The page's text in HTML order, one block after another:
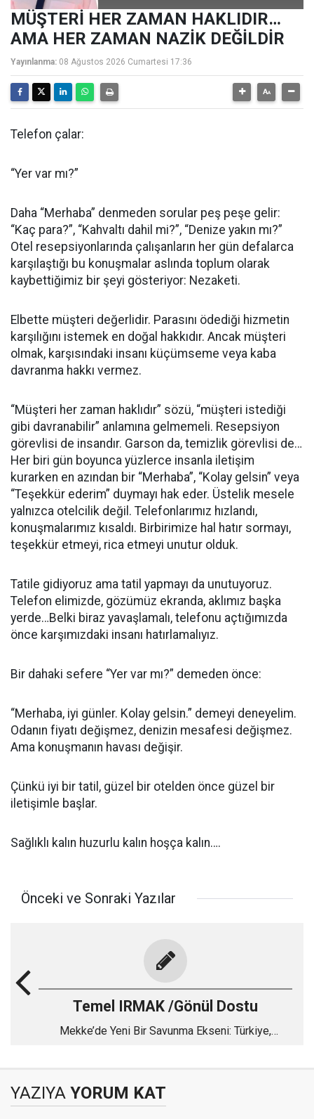
MÜŞTERİ HER ZAMAN HAKLIDIR…
AMA HER ZAMAN NAZİK DEĞİLDİR
Yayınlanma: 08 Ağustos 2026 Cumartesi 17:36
Telefon çalar:
“Yer var mı?”
Daha “Merhaba” denmeden sorular peş peşe gelir:
“Kaç para?”, “Kahvaltı dahil mi?”, “Denize yakın mı?”
Otel resepsiyonlarında çalışanların her gün defalarca
karşılaştığı bu konuşmalar aslında toplum olarak
kaybettiğimiz bir şeyi gösteriyor: Nezaketi.
Elbette müşteri değerlidir. Parasını ödediği hizmetin
karşılığını istemek en doğal hakkıdır. Ancak müşteri
olmak, karşısındaki insanı küçümseme veya kaba
davranma hakkı vermez.
“Müşteri her zaman haklıdır” sözü, “müşteri istediği
gibi davranabilir” anlamına gelmemeli. Resepsiyon
görevlisi de insandır. Garson da, temizlik görevlisi de…
Her biri gün boyunca yüzlerce insanla iletişim
kurarken en azından bir “Merhaba”, “Kolay gelsin” veya
“Teşekkür ederim” duymayı hak eder. Üstelik mesele
yalnızca otelcilik değil. Telefonlarımız hızlandı,
konuşmalarımız kısaldı. Birbirimize hal hatır sormayı,
teşekkür etmeyi, rica etmeyi unutur olduk.
Tatile gidiyoruz ama tatil yapmayı da unutuyoruz.
Telefon elimizde, gözümüz ekranda, aklımız başka
yerde…Belki biraz yavaşlamalı, telefonu açtığımızda
önce karşımızdaki insanı hatırlamalıyız.
Bir dahaki sefere “Yer var mı?” demeden önce:
“Merhaba, iyi günler. Kolay gelsin.” demeyi deneyelim.
Odanın fiyatı değişmez, denizin mesafesi değişmez.
Ama konuşmanın havası değişir.
Çünkü iyi bir tatil, güzel bir otelden önce güzel bir
iletişimle başlar.
Sağlıklı kalın huzurlu kalın hoşça kalın….
Önceki ve Sonraki Yazılar
Temel IRMAK /Gönül Dostu
Mekke’de Yeni Bir Savunma Ekseni: Türkiye,
YAZIYA YORUM KAT